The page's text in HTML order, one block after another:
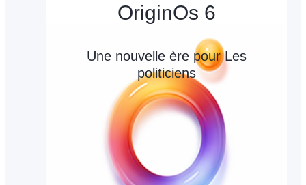
OriginOs 6
Une nouvelle ère pour Les
politiciens